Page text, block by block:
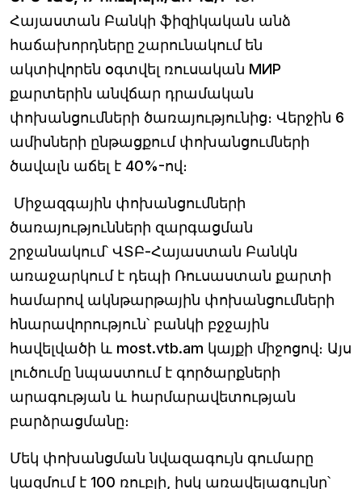
Հայաստան Բանկի ֆիզիկական անձ
հաճախորդները շարունակում են
ակտիվորեն օգտվել ռուսական МИР
քարտերին անվճար դրամական
փոխանցումների ծառայությունից։ Վերջին 6
ամիսների ընթացքում փոխանցումների
ծավալն աճել է 40%-ով։
Միջազգային փոխանցումների
ծառայությունների զարգացման
շրջանակում՝ ՎՏԲ-Հայաստան Բանկն
առաջարկում է դեպի Ռուսաստան քարտի
համարով ակնթարթային փոխանցումների
հնարավորություն՝ բանկի բջջային
հավելվածի և most.vtb.am կայքի միջոցով։ Այս
լուծումը նպաստում է գործարքների
արագության և հարմարավետության
բարձրացմանը։
Մեկ փոխանցման նվազագույն գումարը
կազմում է 100 ռուբլի, իսկ առավելագույնը՝